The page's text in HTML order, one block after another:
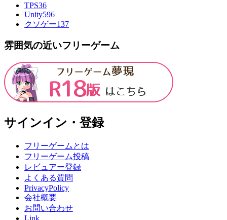
TPS36
Unity596
クソゲー137
雰囲気の近いフリーゲーム
サインイン・登録
フリーゲームとは
フリーゲーム投稿
レビュアー登録
よくある質問
PrivacyPolicy
会社概要
お問い合わせ
Link